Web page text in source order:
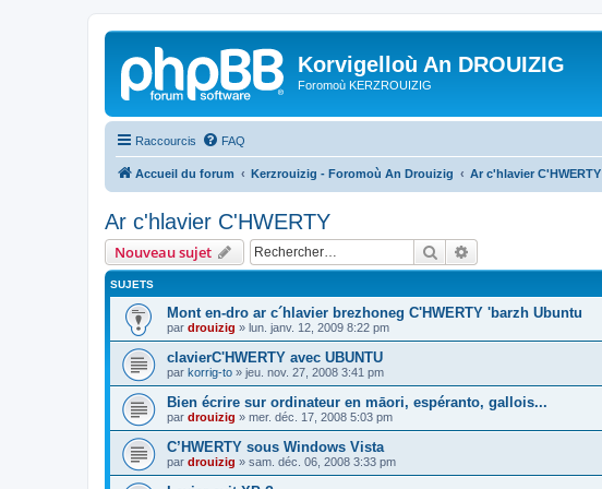
Korvigelloù An DROUIZIG
Foromoù KERZROUIZIG
Raccourcis FAQ
Accueil du forum Kerzrouizig - Foromoù An Drouizig Ar c'hlavier C'HWERTY
Ar c'hlavier C'HWERTY
Nouveau sujet Rechercher
SUJETS
Mont en-dro ar c´hlavier brezhoneg C'HWERTY 'barzh Ubuntu
par drouizig » lun. janv. 12, 2009 8:22 pm
clavierC'HWERTY avec UBUNTU
par korrig-to » jeu. nov. 27, 2008 3:41 pm
Bien écrire sur ordinateur en māori, espéranto, gallois...
par drouizig » mer. déc. 17, 2008 5:03 pm
C’HWERTY sous Windows Vista
par drouizig » sam. déc. 06, 2008 3:33 pm